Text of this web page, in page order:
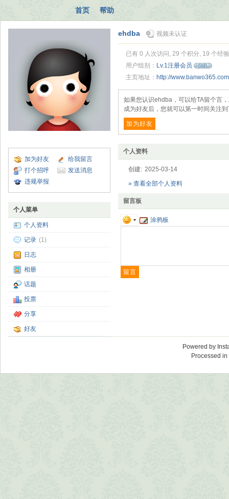
首页 帮助
加为好友
给我留言
打个招呼
发送消息
违规举报
个人菜单
个人资料
记录 (1)
日志
相册
话题
投票
分享
好友
ehdba 视频未认证
已有 0 人次访问, 29 个积分, 19 个经
用户组别： Lv.1注册会员
主页地址： http://
如果您认识ehdba，可以给TA留个言
成为好友后，您就可以第一时间关注
加为好友
个人资料
创建: 2025-03-14
» 查看全部个人资料
留言板
涂鸦板
Powered by
Processed